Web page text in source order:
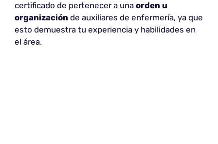
certificado de pertenecer a una orden u
organización de auxiliares de enfermería, ya que
esto demuestra tu experiencia y habilidades en
el área.